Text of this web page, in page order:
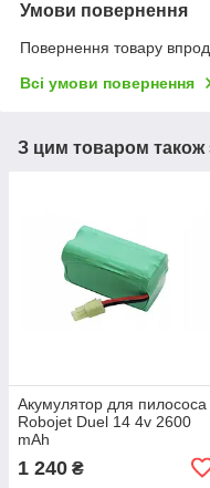
Умови повернення
Повернення товару
Всі умови повернення
З цим товаром
Акумулятор для пилососа
Robojet Duel 14 4v 2600
mAh
1 240 ₴